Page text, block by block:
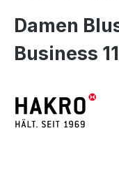
Damen
Business